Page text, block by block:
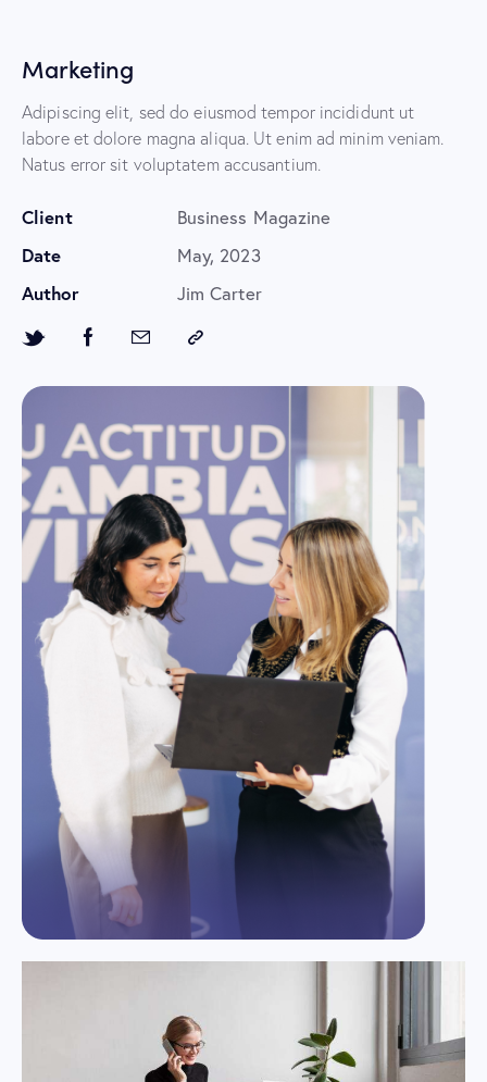
Marketing
Adipiscing elit, sed do eiusmod tempor incididunt ut
labore et dolore magna aliqua. Ut enim ad minim veniam.
Natus error sit voluptatem accusantium.
Client
Business Magazine
Date
May, 2023
Author
Jim Carter